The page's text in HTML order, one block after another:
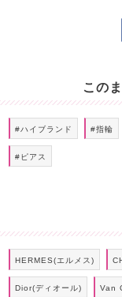
この
#ハイブランド #指輪
#ピアス
HERMES(エルメス)
Dior(ディオール) Van